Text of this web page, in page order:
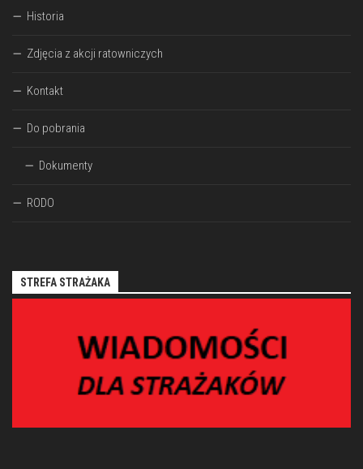
Historia
Zdjęcia z akcji ratowniczych
Kontakt
Do pobrania
Dokumenty
RODO
STREFA STRAŻAKA